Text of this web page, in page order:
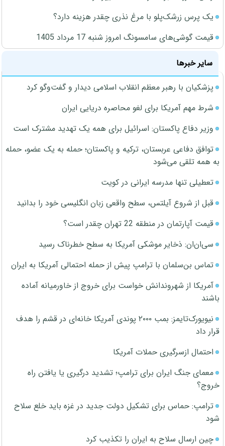
یک پرس زرشک‌پلو با مرغ نذری چقدر هزینه دارد؟
قیمت گوشی‌های سامسونگ امروز شنبه 17 مرداد 1405
سایر خبرها
پزشکیان با رهبر معظم انقلاب اسلامی دیدار و گفت‌وگو کرد
شرط مهم آمریکا برای لغو محاصره دریایی ایران
وزیر دفاع پاکستان: اسرائیل برای همه یک تهدید مشترک است
توافق دفاعی عربستان، ترکیه و پاکستان؛ حمله به یک عضو، حمله
به همه تلقی می‌شود
تعطیلی تنها مدرسه ایرانی در کویت
قبل از شروع آیلتس، سطح واقعی زبان انگلیسی خود را بدانید
قیمت آپارتمان در منطقه 22 تهران چقدر است؟
سی‌ان‌ان: ذخایر موشکی آمریکا به سطح خطرناک رسید
تماس بن‌سلمان با ترامپ پیش از حمله احتمالی آمریکا به ایران
آمریکا از شهروندانش خواست برای خروج از خاورمیانه آماده
باشند
نیویورک‌تایمز: بمب ۲۰۰۰ پوندی آمریکا خانه‌ای در قشم را هدف
قرار داد
احتمال ازسرگیری حملات آمریکا
معمای جنگ ایران برای ترامپ؛ تشدید درگیری یا یافتن راه
خروج؟
ترامپ: حماس برای تشکیل دولت جدید در غزه باید خلع سلاح
شود
چین ارسال سلاح به ایران را تکذیب کرد